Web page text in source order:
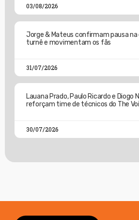
03/08/2026
Jorge & Mateus confirmam pausa na
turnê e movimentam os fãs
31/07/2026
Lauana Prado, Paulo Ricardo e Diogo
reforçam time de técnicos do The
30/07/2026